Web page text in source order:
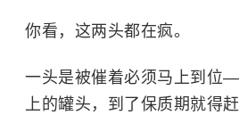
你看，这两头都在疯。
一头是被催着必须马上到位
上的罐头，到了保质期就得